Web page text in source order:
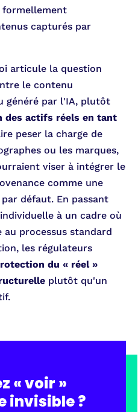
formellement
capturés par
articule la question
le contenu
généré par l'IA, plutôt
des actifs réels en tant
peser la charge de
ou les marques,
viser à intégrer le
comme une
défaut. En passant
à un cadre où
processus standard
les régulateurs
du « réel »
plutôt qu'un
« voir »
invisible ?